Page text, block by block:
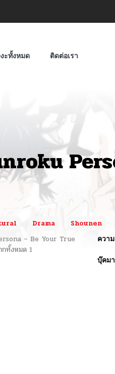
ะทั้งหมด ติดต่อเรา
Drama Shounen
– Be Your True
กทั้งหมด 1
ควา
บุ๊คม